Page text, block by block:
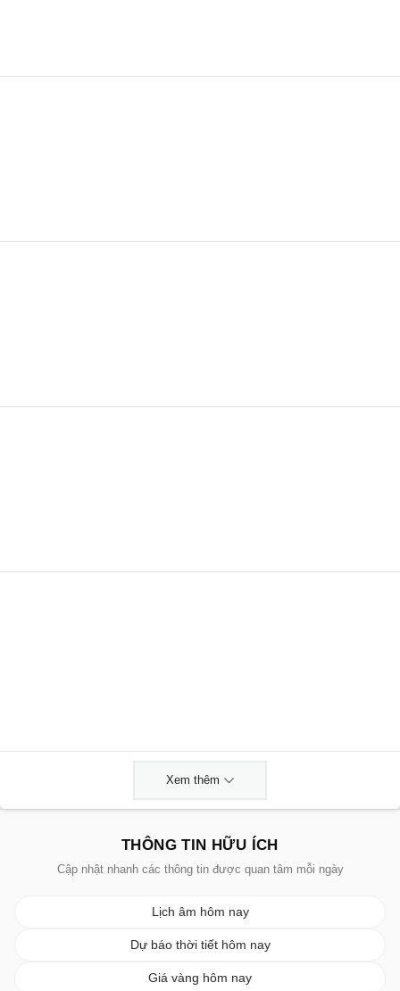
Xem thêm
THÔNG TIN HỮU ÍCH
Cập nhật nhanh các thông tin được quan tâm mỗi ngày
Lịch âm hôm nay
Dự báo thời tiết hôm nay
Giá vàng hôm nay